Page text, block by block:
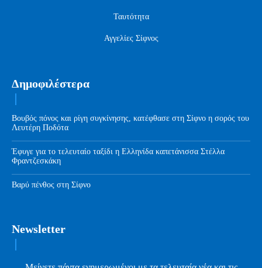
Ταυτότητα
Αγγελίες Σίφνος
Δημοφιλέστερα
Βουβός πόνος και ρίγη συγκίνησης, κατέφθασε στη Σίφνο η σορός του
Λευτέρη Ποδότα
Έφυγε για το τελευταίο ταξίδι η Ελληνίδα καπετάνισσα Στέλλα
Φραντζεσκάκη
Βαρύ πένθος στη Σίφνο
Newsletter